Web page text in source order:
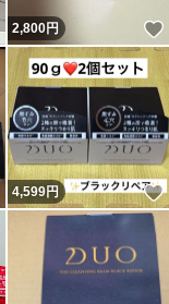
いいね！
2,800円
いいね！
4,599円